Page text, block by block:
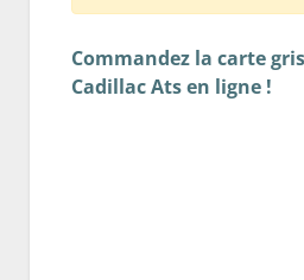
Commandez la carte
Cadillac Ats en ligne !